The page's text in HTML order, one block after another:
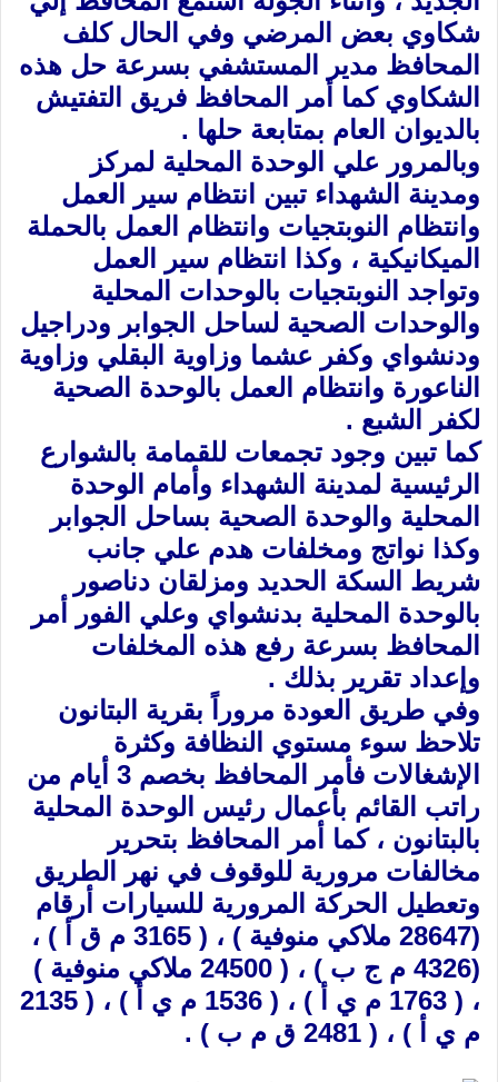
شكاوي بعض المرضي وفي الحال كلف
المحافظ مدير المستشفي بسرعة حل هذه
الشكاوي كما أمر المحافظ فريق التفتيش
بالديوان العام بمتابعة حلها .
وبالمرور علي الوحدة المحلية لمركز
ومدينة الشهداء تبين انتظام سير العمل
وانتظام النوبتجيات وانتظام العمل بالحملة
الميكانيكية ، وكذا انتظام سير العمل
وتواجد النوبتجيات بالوحدات المحلية
والوحدات الصحية لساحل الجوابر ودراجيل
ودنشواي وكفر عشما وزاوية البقلي وزاوية
الناعورة وانتظام العمل بالوحدة الصحية
لكفر الشبع .
كما تبين وجود تجمعات للقمامة بالشوارع
الرئيسية لمدينة الشهداء وأمام الوحدة
المحلية والوحدة الصحية بساحل الجوابر
وكذا نواتج ومخلفات هدم علي جانب
شريط السكة الحديد ومزلقان دناصور
بالوحدة المحلية بدنشواي وعلي الفور أمر
المحافظ بسرعة رفع هذه المخلفات
وإعداد تقرير بذلك .
وفي طريق العودة مروراً بقرية البتانون
تلاحظ سوء مستوي النظافة وكثرة
الإشغالات فأمر المحافظ بخصم 3 أيام من
راتب القائم بأعمال رئيس الوحدة المحلية
بالبتانون ، كما أمر المحافظ بتحرير
مخالفات مرورية للوقوف في نهر الطريق
وتعطيل الحركة المرورية للسيارات أرقام
(28647 ملاكي منوفية ) ، ( 3165 م ق أ ) ،
(4326 م ج ب ) ، ( 24500 ملاكي منوفية )
، ( 1763 م ي أ ) ، ( 1536 م ي أ ) ، ( 2135
م ي أ ) ، ( 2481 ق م ب ) .